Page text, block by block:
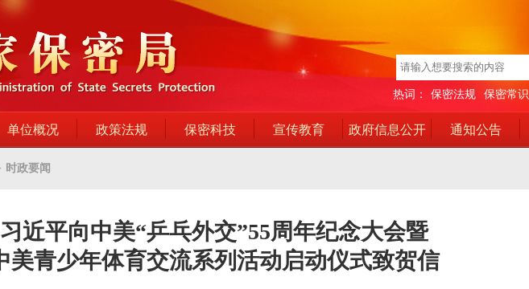
热词： 保密法规 保密常识
单位概况 政策法规 保密科技 宣传教育 政府信息公开 通知公告
时政要闻
习近平向中美“乒乓外交”55周年纪念大会暨
美青少年体育交流系列活动启动仪式致贺信